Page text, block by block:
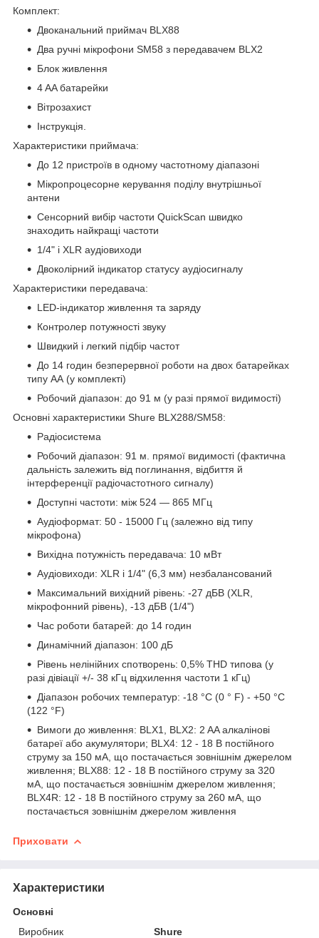
Комплект:
Двоканальний приймач BLX88
Два ручні мікрофони SM58 з передавачем BLX2
Блок живлення
4 AA батарейки
Вітрозахист
Інструкція.
Характеристики приймача:
До 12 пристроїв в одному частотному діапазоні
Мікропроцесорне керування поділу внутрішньої
антени
Сенсорний вибір частоти QuickScan швидко
знаходить найкращі частоти
1/4" і XLR аудіовиходи
Двоколірний індикатор статусу аудіосигналу
Характеристики передавача:
LED-індикатор живлення та заряду
Контролер потужності звуку
Швидкий і легкий підбір частот
До 14 годин безперервної роботи на двох батарейках
типу АА (у комплекті)
Робочий діапазон: до 91 м (у разі прямої видимості)
Основні характеристики Shure BLX288/SM58:
Радіосистема
Робочий діапазон: 91 м. прямої видимості (фактична
дальність залежить від поглинання, відбиття й
інтерференції радіочастотного сигналу)
Доступні частоти: між 524 — 865 МГц
Аудіоформат: 50 - 15000 Гц (залежно від типу
мікрофона)
Вихідна потужність передавача: 10 мВт
Аудіовиходи: XLR і 1/4" (6,3 мм) незбалансований
Максимальний вихідний рівень: -27 дБВ (XLR,
мікрофонний рівень), -13 дБВ (1/4")
Час роботи батарей: до 14 годин
Динамічний діапазон: 100 дБ
Рівень нелінійних спотворень: 0,5% THD типова (у
разі дівіації +/- 38 кГц відхилення частоти 1 кГц)
Діапазон робочих температур: -18 °C (0 ° F) - +50 °C
(122 °F)
Вимоги до живлення: BLX1, BLX2: 2 AA алкалінові
батареї або акумулятори; BLX4: 12 - 18 В постійного
струму за 150 мА, що постачається зовнішнім джерелом
живлення; BLX88: 12 - 18 В постійного струму за 320
мА, що постачається зовнішнім джерелом живлення;
BLX4R: 12 - 18 В постійного струму за 260 мА, що
постачається зовнішнім джерелом живлення
Приховати
Характеристики
Основні
Виробник
Shure